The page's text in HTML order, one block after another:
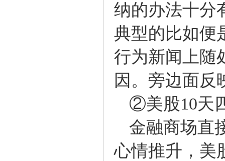
纳的办法十分
典型的比如便
行为新闻上随
因。旁边面反
②美股10天
金融商场直
心情推升，美